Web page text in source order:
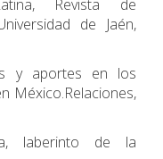
Revista de
de Jaén,
y aportes en los
México.Relaciones,
laberinto de la